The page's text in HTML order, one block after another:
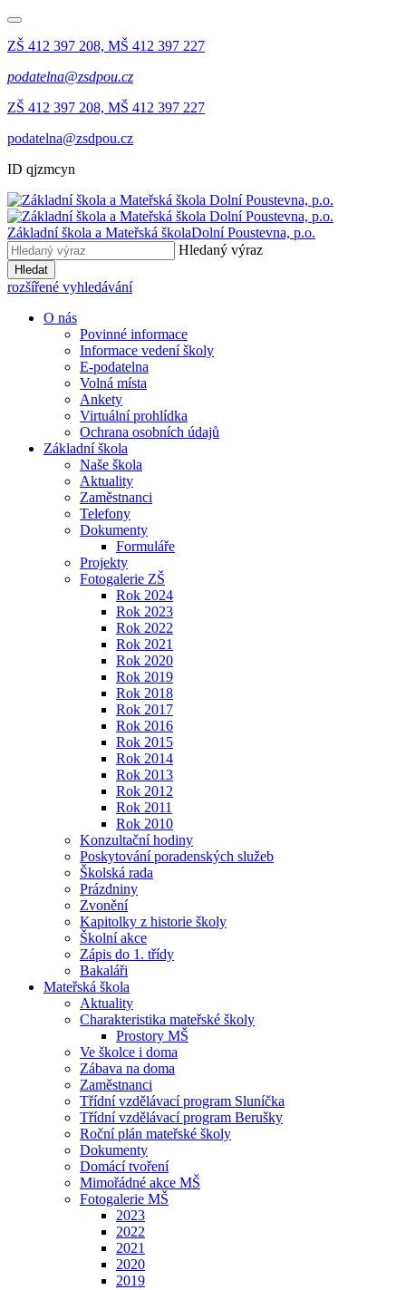
ZŠ 412 397 208, MŠ 412 397 227
podatelna@zsdpou.cz
ZŠ 412 397 208, MŠ 412 397 227
podatelna@zsdpou.cz
ID qjzmcyn
Základní škola a Mateřská školaDolní Poustevna, p.o.
Hledaný výraz
Hledat
rozšířené vyhledávání
O nás
Povinné informace
Informace vedení školy
E-podatelna
Volná místa
Ankety
Virtuální prohlídka
Ochrana osobních údajů
Základní škola
Naše škola
Aktuality
Zaměstnanci
Telefony
Dokumenty
Formuláře
Projekty
Fotogalerie ZŠ
Rok 2024
Rok 2023
Rok 2022
Rok 2021
Rok 2020
Rok 2019
Rok 2018
Rok 2017
Rok 2016
Rok 2015
Rok 2014
Rok 2013
Rok 2012
Rok 2011
Rok 2010
Konzultační hodiny
Poskytování poradenských služeb
Školská rada
Prázdniny
Zvonění
Kapitolky z historie školy
Školní akce
Zápis do 1. třídy
Bakaláři
Mateřská škola
Aktuality
Charakteristika mateřské školy
Prostory MŠ
Ve školce i doma
Zábava na doma
Zaměstnanci
Třídní vzdělávací program Sluníčka
Třídní vzdělávací program Berušky
Roční plán mateřské školy
Dokumenty
Domácí tvoření
Mimořádné akce MŠ
Fotogalerie MŠ
2023
2022
2021
2020
2019